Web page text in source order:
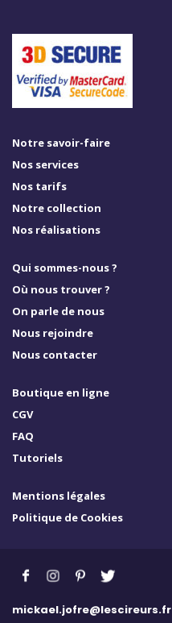
Notre savoir-faire
Nos services
Nos tarifs
Notre collection
Nos réalisations
Qui sommes-nous ?
Où nous trouver ?
On parle de nous
Nous rejoindre
Nous contacter
Boutique en ligne
CGV
FAQ
Tutoriels
Mentions légales
Politique de Cookies
mickael.jofre@lescireurs.fr